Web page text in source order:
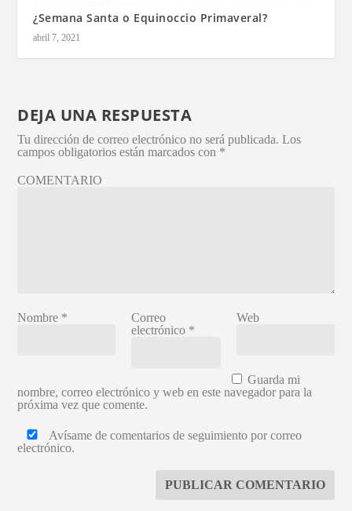
¿Semana Santa o Equinoccio Primaveral?
abril 7, 2021
DEJA UNA RESPUESTA
Tu dirección de correo electrónico no será publicada. Los
campos obligatorios están marcados con *
COMENTARIO
Nombre *
Correo
electrónico *
Web
Guarda mi
nombre, correo electrónico y web en este navegador para la
próxima vez que comente.
Avísame de comentarios de seguimiento por correo
electrónico.